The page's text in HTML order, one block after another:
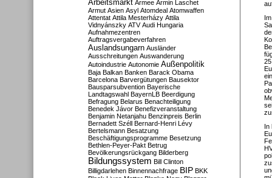
In
Arbeitsmarkt Armee Armin Laschet
Armut Asien Asyl Atomdeal Atomwaffen
Attentat Attila Mesterházy Attila
Vidnyánszky ATV Audi Hungaria
Aufnahmezentren
Auftragsvergabeverfahren
Auslandsungarn Ausländer
Ausschreitungen Auswanderung
Autoindustrie Autonomie Außenpolitik
Baja Balkan Banken Barack Obama
Barcelona Barvergütungen Bausektor
Bausparsubvention Bayerische
Landtagswahl BayernLB Beerdigung
Befragung Belarus Benachteiligung
Benedek Jávor Benefizveranstaltung
Benjamin Netanjahu Benzinpreis Berlin
Bernadett Széll Bernard-Henri Lévy
Bertelsmann Besatzung
Beschäftigungsprogramme Besetzung
Bethlen-Peyer-Pakt Betrug
Bevölkerungsrückgang Bilderberg
Bildungssystem Bill Clinton
Billigdarlehen Binnennachfrage BIP BKK